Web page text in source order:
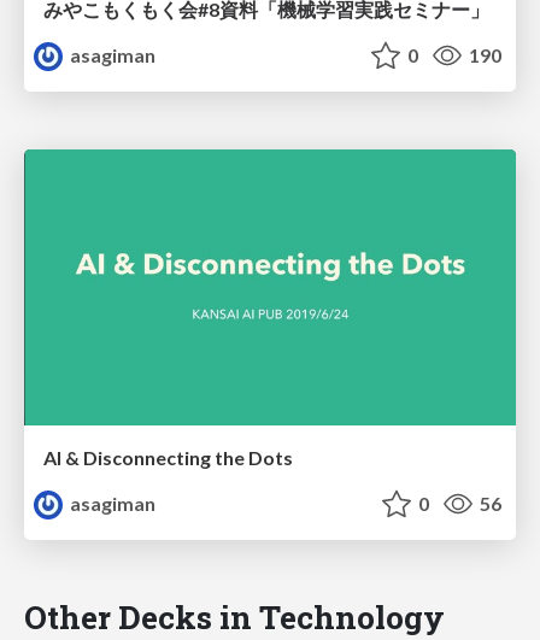
みやこもくもく会#8資料「機械学習実践セミナー」
asagiman
0 190
AI & Disconnecting the Dots
asagiman
0 56
Other Decks in Technology